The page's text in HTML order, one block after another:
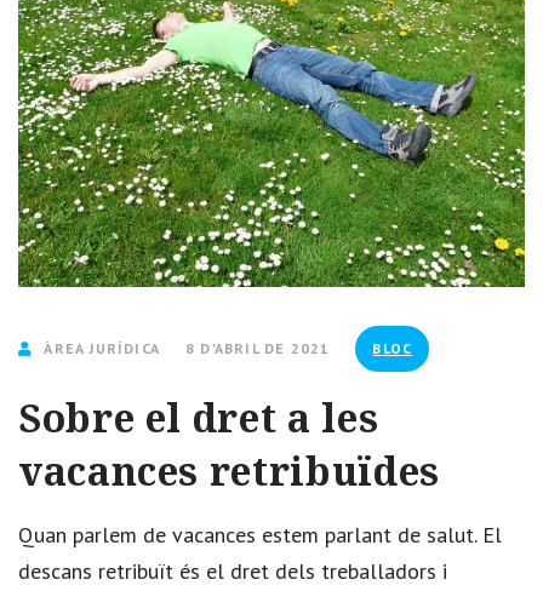
ÀREA JURÍDICA 8 D'ABRIL DE 2021 BLOC
Sobre el dret a les
vacances retribuïdes
Quan parlem de vacances estem parlant de salut. El
descans retribuït és el dret dels treballadors i